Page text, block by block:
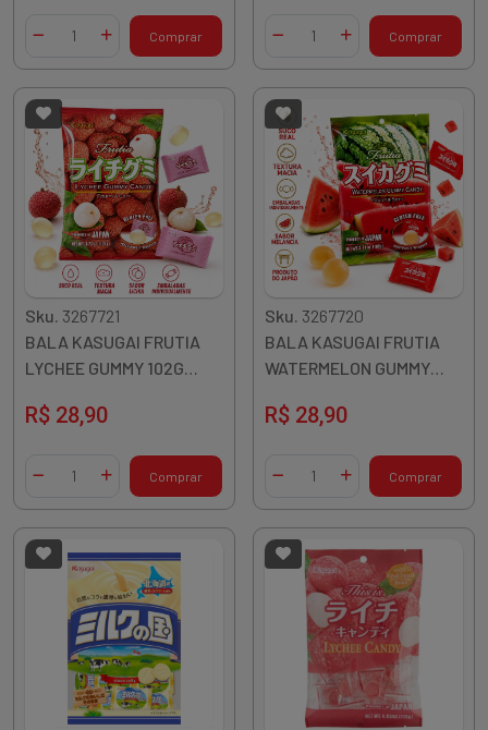
Diminuir QuantidadeAdicionar Quantidade
Comprar
Diminuir QuantidadeAdicionar Quantidade
Comprar
Sku. 3267721
BALA KASUGAI FRUTIA
LYCHEE GUMMY 102G
R$ 28,90
Diminuir QuantidadeAdicionar Quantidade
Comprar
Sku. 3267720
BALA KASUGAI FRUTIA
WATERMELON GUMMY
R$ 28,90
Diminuir QuantidadeAdicionar Quantidade
Comprar